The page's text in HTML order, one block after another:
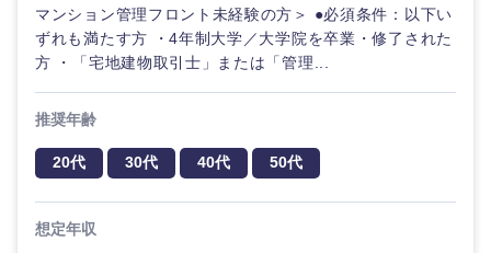
マンション管理フロント未経験の方＞ ●必須条件：以下い
ずれも満たす方 ・4年制大学／大学院を卒業・修了された
方 ・「宅地建物取引士」または「管理...
推奨年齢
20代 30代 40代 50代
想定年収